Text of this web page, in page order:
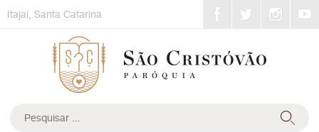
toItajaí, Santa Catarina
por: